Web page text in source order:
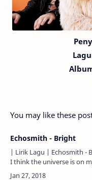
You may like these
Echosmith - Bright
| Lirik Lagu | Echosmith - Bright |
I think the universe is on
ada di pihakku. Heaven